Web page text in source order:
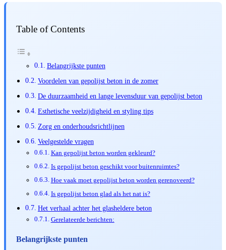
Table of Contents
Belangrijkste punten
Voordelen van gepolijst beton in de zomer
De duurzaamheid en lange levensduur van gepolijst beton
Esthetische veelzijdigheid en styling tips
Zorg en onderhoudsrichtlijnen
Veelgestelde vragen
Kan gepolijst beton worden gekleurd?
Is gepolijst beton geschikt voor buitenruimtes?
Hoe vaak moet gepolijst beton worden gerenoveerd?
Is gepolijst beton glad als het nat is?
Het verhaal achter het glasheldere beton
Gerelateerde berichten:
Belangrijkste punten